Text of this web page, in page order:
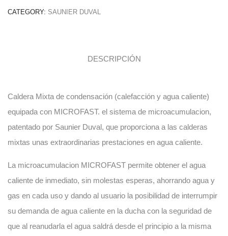
CATEGORY: SAUNIER DUVAL
DESCRIPCIÓN
Caldera Mixta de condensación (calefacción y agua caliente)
equipada con MICROFAST. el sistema de microacumulacion,
patentado por Saunier Duval, que proporciona a las calderas
mixtas unas extraordinarias prestaciones en agua caliente.
La microacumulacion MICROFAST permite obtener el agua
caliente de inmediato, sin molestas esperas, ahorrando agua y
gas en cada uso y dando al usuario la posibilidad de interrumpir
su demanda de agua caliente en la ducha con la seguridad de
que al reanudarla el agua saldrá desde el principio a la misma